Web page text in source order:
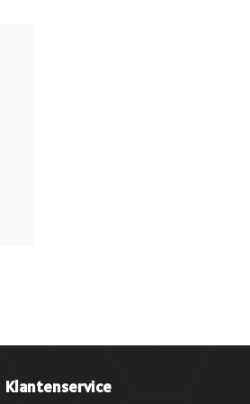
Klantenservice